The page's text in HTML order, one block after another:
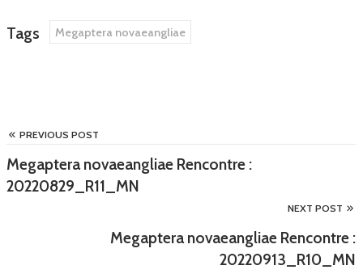
Tags Megaptera novaeangliae
PREVIOUS POST
Megaptera novaeangliae Rencontre :
20220829_R11_MN
NEXT POST
Megaptera novaeangliae Rencontre :
20220913_R10_MN